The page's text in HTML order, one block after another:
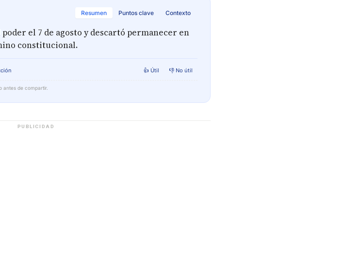
Resumen Puntos clave Contexto
el 7 de agosto y descartó permanecer en
constitucional.
👍 Útil 👎 No útil
antes de compartir.
PUBLICIDAD